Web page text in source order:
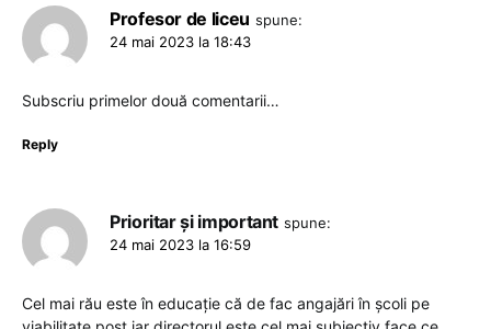
Profesor de liceu spune:
24 mai 2023 la 18:43
Subscriu primelor două comentarii…
Reply
Prioritar și important spune:
24 mai 2023 la 16:59
Cel mai rău este în educație că de fac angajări în școli pe